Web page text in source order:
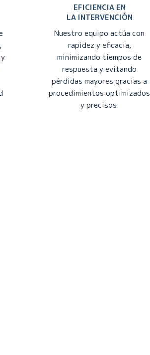
EFICIENCIA EN
LA INTERVENCIÓN
Nuestro equipo actúa con
rapidez y eficacia,
minimizando tiempos de
respuesta y evitando
pérdidas mayores gracias a
procedimientos optimizados
y precisos.